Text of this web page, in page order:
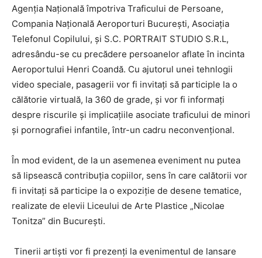
Agenţia Naţională împotriva Traficului de Persoane,
Compania Națională Aeroporturi București, Asociația
Telefonul Copilului, și S.C. PORTRAIT STUDIO S.R.L,
adresându-se cu precădere persoanelor aflate în incinta
Aeroportului Henri Coandă. Cu ajutorul unei tehnlogii
video speciale, pasagerii vor fi invitați să participle la o
călătorie virtuală, la 360 de grade, și vor fi informați
despre riscurile și implicațiile asociate traficului de minori
și pornografiei infantile, într-un cadru neconvențional.
În mod evident, de la un asemenea eveniment nu putea
să lipsească contribuția copiilor, sens în care calătorii vor
fi invitați să participe la o expoziție de desene tematice,
realizate de elevii Liceului de Arte Plastice „Nicolae
Tonitza” din București.
Tinerii artiști vor fi prezenți la evenimentul de lansare